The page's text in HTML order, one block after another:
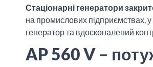
Стаціонарні генератори
на промислових підприємствах,
генератор та вдосконалений
AP 560 V –